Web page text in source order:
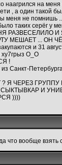
наагрился на
, а один такой
меня не помнишь
таких серёг у
РАЗВЕСЕЛИЛО
МЕШАЕТ ... ОН
и 31
ху7грыз О_О
!
Петербурга
Я ЧЕРЕЗ
И
))))
что вообще взять с